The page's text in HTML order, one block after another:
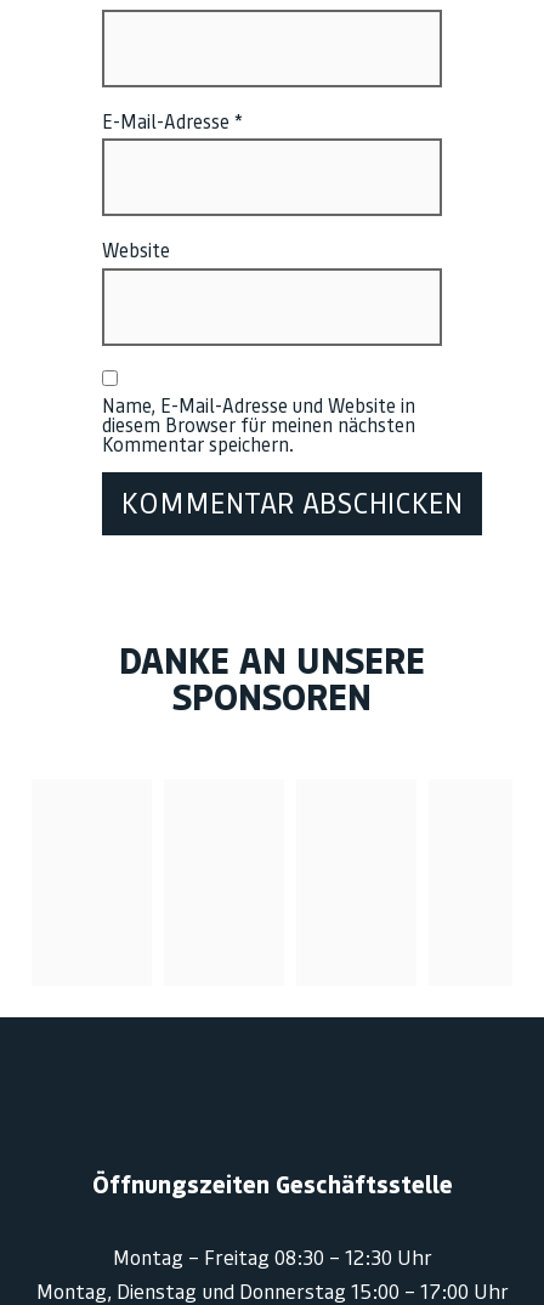
E-Mail-Adresse *
Website
Name, E-Mail-Adresse und Website in
diesem Browser für meinen nächsten
Kommentar speichern.
DANKE AN UNSERE
SPONSOREN
Öffnungszeiten Geschäftsstelle
Montag – Freitag 08:30 – 12:30 Uhr
Montag, Dienstag und Donnerstag 15:00 – 17:00 Uhr